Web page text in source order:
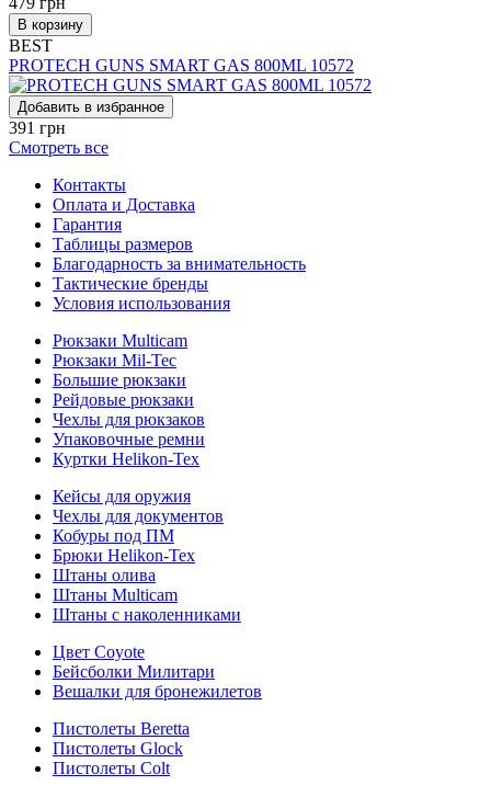
В корзину
BEST
PROTECH GUNS SMART GAS 800ML 10572
Добавить в избранное
391 грн
Смотреть все
Контакты
Оплата и Доставка
Гарантия
Таблицы размеров
Благодарность за внимательность
Тактические бренды
Условия использования
Рюкзаки Multicam
Рюкзаки Mil-Tec
Большие рюкзаки
Рейдовые рюкзаки
Чехлы для рюкзаков
Упаковочные ремни
Куртки Helikon-Tex
Кейсы для оружия
Чехлы для документов
Кобуры под ПМ
Брюки Helikon-Tex
Штаны олива
Штаны Multicam
Штаны с наколенниками
Цвет Coyote
Бейсболки Милитари
Вешалки для бронежилетов
Пистолеты Beretta
Пистолеты Glock
Пистолеты Colt